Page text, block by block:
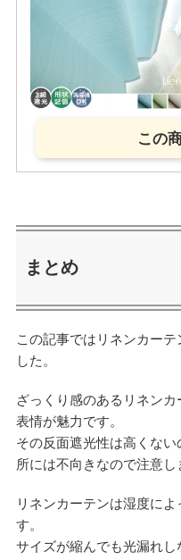
この
まとめ
この記事ではリネンカー
した。
ざっくり感のあるリネン
表情が魅力です。
その反面遮光性は高くな
所には不向きなので注意し
リネンカーテンは湿度に
す。
サイズが縮んでも光漏れし